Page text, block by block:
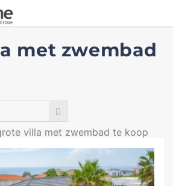
met zwembad
villa met zwembad te koop